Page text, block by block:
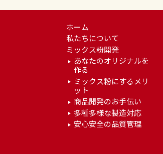
ホーム
私たちについて
ミックス粉開発
あなたのオリジナルを
作る
ミックス粉にするメリ
ット
商品開発のお手伝い
多種多様な製造対応
安心安全の品質管理